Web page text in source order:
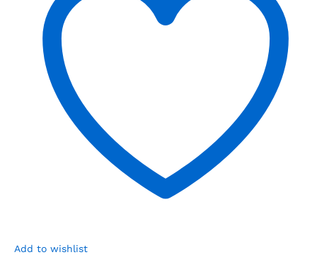
Add to wishlist